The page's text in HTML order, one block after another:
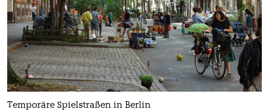
epaper login
Temporäre Spielstraßen in Berlin